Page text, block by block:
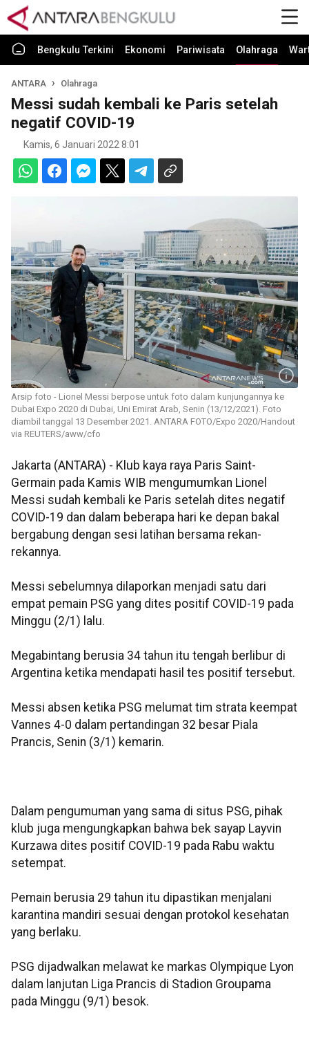
Bengkulu Terkini Ekonomi Pariwisata Olahraga
ANTARA Olahraga
Messi sudah kembali ke Paris setelah
negatif COVID-19
Kamis, 6 Januari 2022 8:01
Arsip foto - Lionel Messi berpose untuk foto dalam kunjungannya ke
Dubai Expo 2020 di Dubai, Uni Emirat Arab, Senin (13/12/2021). Foto
diambil tanggal 13 Desember 2021. ANTARA FOTO/Expo 2020/Handout
via REUTERS/aww/cfo
Jakarta (ANTARA) - Klub kaya raya Paris Saint-
Germain pada Kamis WIB mengumumkan Lionel
Messi sudah kembali ke Paris setelah dites negatif
COVID-19 dan dalam beberapa hari ke depan bakal
bergabung dengan sesi latihan bersama rekan-
rekannya.
Messi sebelumnya dilaporkan menjadi satu dari
empat pemain PSG yang dites positif COVID-19 pada
Minggu (2/1) lalu.
Megabintang berusia 34 tahun itu tengah berlibur di
Argentina ketika mendapati hasil tes positif tersebut.
Messi absen ketika PSG melumat tim strata keempat
Vannes 4-0 dalam pertandingan 32 besar Piala
Prancis, Senin (3/1) kemarin.
Dalam pengumuman yang sama di situs PSG, pihak
klub juga mengungkapkan bahwa bek sayap Layvin
Kurzawa dites positif COVID-19 pada Rabu waktu
setempat.
Pemain berusia 29 tahun itu dipastikan menjalani
karantina mandiri sesuai dengan protokol kesehatan
yang berlaku.
PSG dijadwalkan melawat ke markas Olympique Lyon
dalam lanjutan Liga Prancis di Stadion Groupama
pada Minggu (9/1) besok.